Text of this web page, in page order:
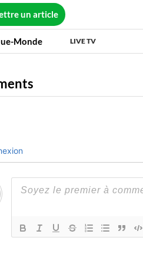
un article
Monde LIVE TV